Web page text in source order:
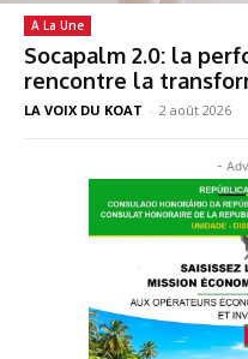
A La Une
Socapalm 2.0: la
rencontre la
LA VOIX DU KOAT - 2 août 2026
-